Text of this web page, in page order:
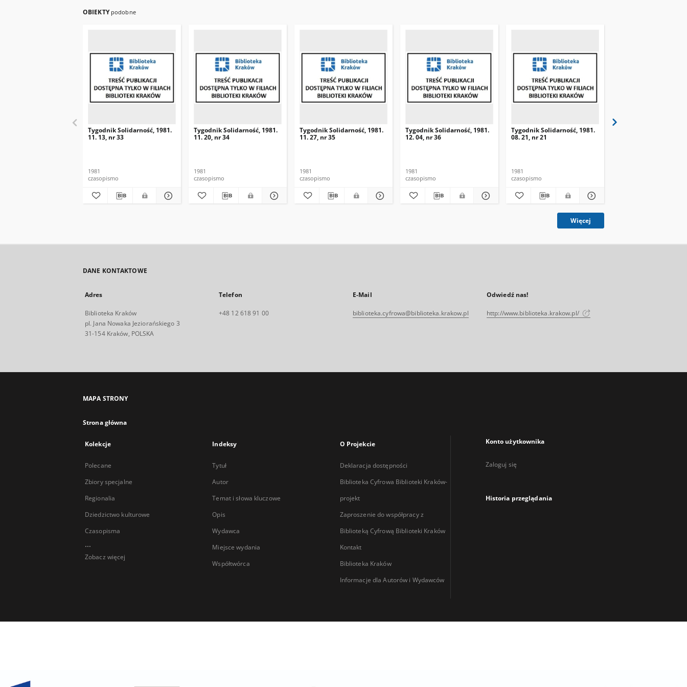
OBIEKTY podobne
Tygodnik Solidarność, 1981.
11. 13, nr 33
1981
czasopismo
Tygodnik Solidarność, 1981.
11. 20, nr 34
1981
czasopismo
Tygodnik Solidarność, 1981.
11. 27, nr 35
1981
czasopismo
Tygodnik Solidarność, 1981.
12. 04, nr 36
1981
czasopismo
Tygodnik Solidarność, 1981.
08. 21, nr 21
1981
czasopismo
Więcej
DANE KONTAKTOWE
Adres
Biblioteka Kraków
pl. Jana Nowaka Jeziorańskiego 3
31-154 Kraków, POLSKA
Telefon
+48 12 618 91 00
E-Mail
biblioteka.cyfrowa@biblioteka.krakow.pl
Odwiedź nas!
http://www.biblioteka.krakow.pl/
MAPA STRONY
Strona główna
Kolekcje
Polecane
Zbiory specjalne
Regionalia
Dziedzictwo kulturowe
Czasopisma
...
Zobacz więcej
Indeksy
Tytuł
Autor
Temat i słowa kluczowe
Opis
Wydawca
Miejsce wydania
Współtwórca
O Projekcie
Deklaracja dostępności
Biblioteka Cyfrowa Biblioteki Kraków-
projekt
Zaproszenie do współpracy z
Biblioteką Cyfrową Biblioteki Kraków
Kontakt
Biblioteka Kraków
Informacje dla Autorów i Wydawców
Konto użytkownika
Zaloguj się
Historia przeglądania